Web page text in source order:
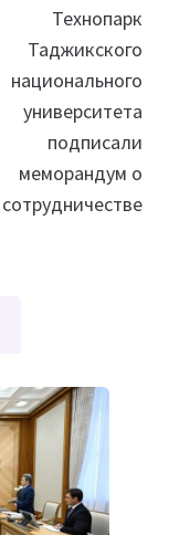
Технопарк
Таджикского
национального
университета
подписали
меморандум о
сотрудничестве